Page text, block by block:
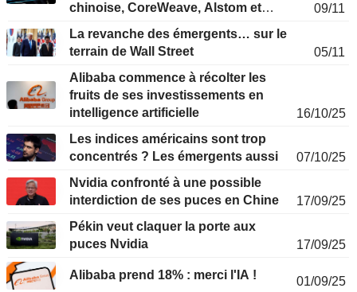
chinoise, CoreWeave, Alstom et
Vallourec en approche
09/11
La revanche des émergents… sur le
terrain de Wall Street
05/11
Alibaba commence à récolter les
fruits de ses investissements en
intelligence artificielle
16/10/25
Les indices américains sont trop
concentrés ? Les émergents aussi
07/10/25
Nvidia confronté à une possible
interdiction de ses puces en Chine
17/09/25
Pékin veut claquer la porte aux
puces Nvidia
17/09/25
Alibaba prend 18% : merci l'IA !
01/09/25